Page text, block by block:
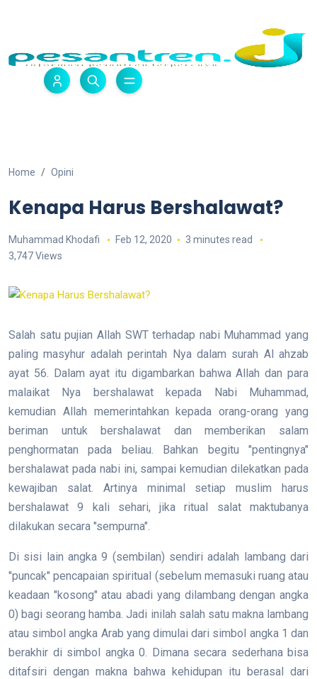
Home Opini
Kenapa Harus Bershalawat?
Muhammad Khodafi Feb 12, 2020
3 minutes read
3,747 Views
Salah satu pujian Allah SWT terhadap nabi Muhammad yang
paling masyhur adalah perintah Nya dalam surah Al ahzab
ayat 56. Dalam ayat itu digambarkan bahwa Allah dan para
malaikat Nya bershalawat kepada Nabi Muhammad,
kemudian Allah memerintahkan kepada orang-orang yang
beriman untuk bershalawat dan memberikan salam
penghormatan pada beliau. Bahkan begitu "pentingnya"
bershalawat pada nabi ini, sampai kemudian dilekatkan pada
kewajiban salat. Artinya minimal setiap muslim harus
bershalawat 9 kali sehari, jika ritual salat maktubanya
dilakukan secara "sempurna".
Di sisi lain angka 9 (sembilan) sendiri adalah lambang dari
"puncak" pencapaian spiritual (sebelum memasuki ruang atau
keadaan "kosong" atau abadi yang dilambang dengan angka
0) bagi seorang hamba. Jadi inilah salah satu makna lambang
atau simbol angka Arab yang dimulai dari simbol angka 1 dan
berakhir di simbol angka 0. Dimana secara sederhana bisa
ditafsiri dengan makna bahwa kehidupan itu berasal dari